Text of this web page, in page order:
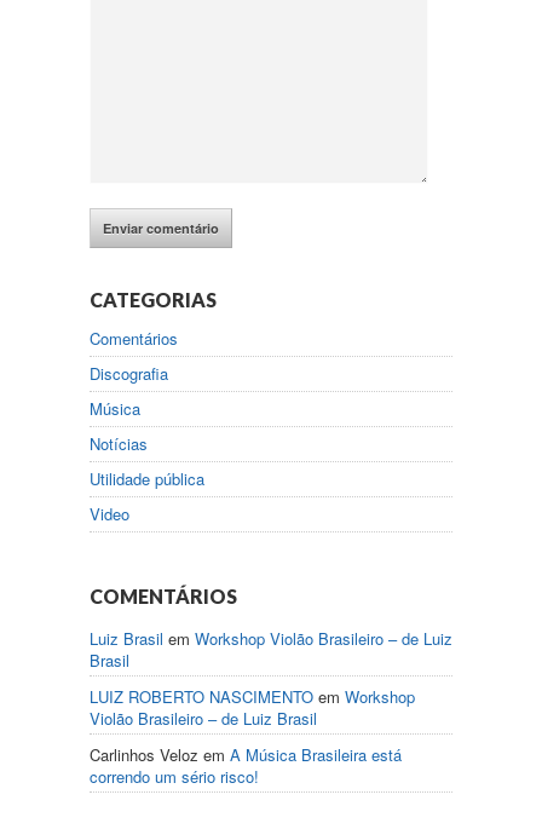
CATEGORIAS
Comentários
Discografia
Música
Notícias
Utilidade pública
Video
COMENTÁRIOS
Luiz Brasil em Workshop Violão Brasileiro – de Luiz
Brasil
LUIZ ROBERTO NASCIMENTO em Workshop
Violão Brasileiro – de Luiz Brasil
Carlinhos Veloz em A Música Brasileira está
correndo um sério risco!